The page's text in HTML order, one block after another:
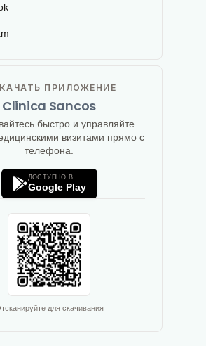
ПРИЛОЖЕНИЕ
Clinica Sancos
быстро и управляйте
визитами прямо с
телефона.
ДОСТУПНО В
Google Play
для скачивания